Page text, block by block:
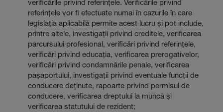
verificările privind referințele. Verificările privind
referințele vor fi efectuate numai în cazurile în care
legislația aplicabilă permite acest lucru și pot include,
printre altele, investigații privind creditele, verificarea
parcursului profesional, verificări privind referințele,
verificări privind educația, verificarea prerogativelor,
verificări privind condamnările penale, verificarea
pașaportului, investigații privind eventuale funcții de
conducere deținute, rapoarte privind permisul de
conducere, verificarea dreptului la muncă și
verificarea statutului de rezident;